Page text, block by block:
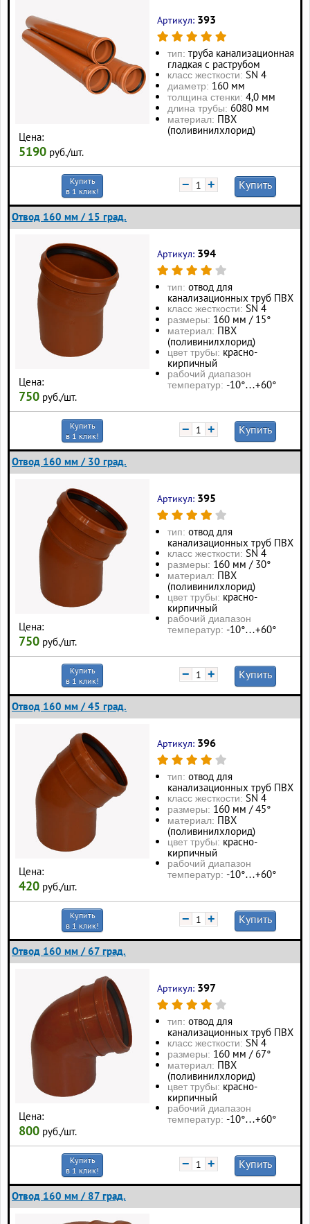
Цена:
5190 руб./шт.
Артикул: 393
тип: труба канализационная
гладкая с раструбом
класс жесткости: SN 4
диаметр: 160 мм
толщина стенки: 4,0 мм
длина трубы: 6080 мм
материал: ПВХ
(поливинилхлорид)
Купить
в 1 клик!
− + Купить
Отвод 160 мм / 15 град.
Цена:
750 руб./шт.
Артикул: 394
тип: отвод для
канализационных труб ПВХ
класс жесткости: SN 4
размеры: 160 мм / 15°
материал: ПВХ
(поливинилхлорид)
цвет трубы: красно-
кирпичный
рабочий диапазон
температур: -10°…+60°
Купить
в 1 клик!
− + Купить
Отвод 160 мм / 30 град.
Цена:
750 руб./шт.
Артикул: 395
тип: отвод для
канализационных труб ПВХ
класс жесткости: SN 4
размеры: 160 мм / 30°
материал: ПВХ
(поливинилхлорид)
цвет трубы: красно-
кирпичный
рабочий диапазон
температур: -10°…+60°
Купить
в 1 клик!
− + Купить
Отвод 160 мм / 45 град.
Цена:
420 руб./шт.
Артикул: 396
тип: отвод для
канализационных труб ПВХ
класс жесткости: SN 4
размеры: 160 мм / 45°
материал: ПВХ
(поливинилхлорид)
цвет трубы: красно-
кирпичный
рабочий диапазон
температур: -10°…+60°
Купить
в 1 клик!
− + Купить
Отвод 160 мм / 67 град.
Цена:
800 руб./шт.
Артикул: 397
тип: отвод для
канализационных труб ПВХ
класс жесткости: SN 4
размеры: 160 мм / 67°
материал: ПВХ
(поливинилхлорид)
цвет трубы: красно-
кирпичный
рабочий диапазон
температур: -10°…+60°
Купить
в 1 клик!
− + Купить
Отвод 160 мм / 87 град.